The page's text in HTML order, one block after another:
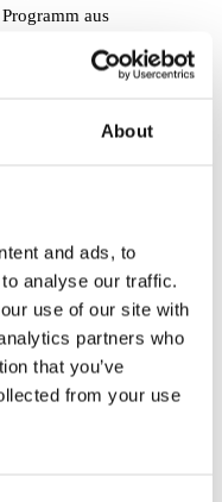
About
and ads, to
analyse our traffic.
use of our site with
partners who
that you’ve
from your use
aus
– und was
kann.
einem solchen
Aufwand
Jahren muss
ist hier
Beruf gleichzeitig